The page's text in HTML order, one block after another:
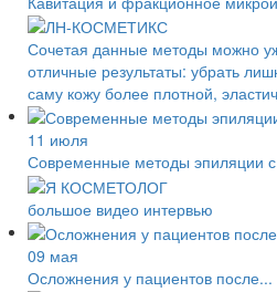
Сочетая данные методы можно
отличные результаты: убрать
саму кожу более плотной,
11 июля
Современные методы эпиляции
большое видео интервью
09 мая
Осложнения у пациентов после...